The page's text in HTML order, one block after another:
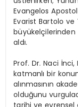
Evangelos
Evarist Bartolo ve
büyükelçilerinden
aldı.
Prof. Dr. Naci
katmanlı bir
alınmasının
olduğunu
tarihi ve evrensel